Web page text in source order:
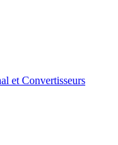
et Convertisseurs